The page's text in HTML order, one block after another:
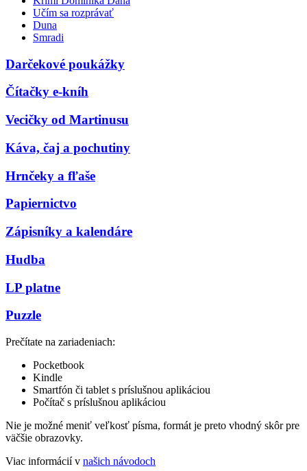
Učím sa rozprávať
Duna
Smradi
Darčekové poukážky
Čítačky e-kníh
Vecičky od Martinusu
Káva, čaj a pochutiny
Hrnčeky a fľaše
Papiernictvo
Zápisníky a kalendáre
Hudba
LP platne
Puzzle
Prečítate na zariadeniach:
Pocketbook
Kindle
Smartfón či tablet s príslušnou aplikáciou
Počítač s príslušnou aplikáciou
Nie je možné meniť veľkosť písma, formát je preto vhodný skôr pre
väčšie obrazovky.
Viac informácií v našich návodoch